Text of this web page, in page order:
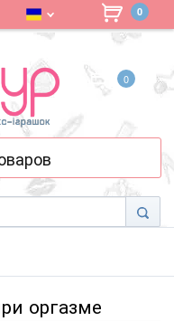
0
0
оргазме